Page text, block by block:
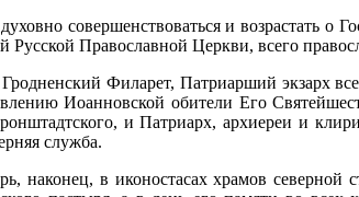
совершен­ствоваться и возрастать о
Православной Церкви, всего
Филарет, Патриарший экзарх
Иоанновской обители Его
и Патриарх, архиереи и
служба.
в ико­ностасах храмов